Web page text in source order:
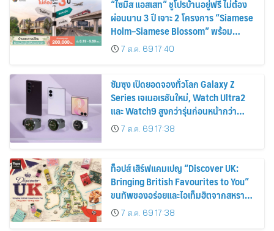
“ไซมิส แอสเสท” ชูโปรบ้านอยู่ฟรี ไม่ต้อง
ผ่อนนาน 3 ปี เจาะ 2 โครงการ “Siamese
Holm–Siamese Blossom” พร้อม
ส่วนลดและสิทธิพิเศษถึง 31 สิงหาคม
2569
7 ส.ค. 69 17:40
ซัมซุง เปิดยอดจองทั่วโลก Galaxy Z
Series เจเนอเรชันใหม่, Watch Ultra2
และ Watch9 สูงกว่ารุ่นก่อนหน้ากว่า
30%7 ส.ค. 69 17:38
ท็อปส์ เสิร์ฟแคมเปญ “Discover UK:
Bringing British Favourites to You”
ขนทัพของอร่อยและไอเท็มฮิตจากสหราช
อาณาจักร ส่งตรงถึงมือตั้งแต่วันนี้ – 18
สิงหาคมนี้
7 ส.ค. 69 17:38